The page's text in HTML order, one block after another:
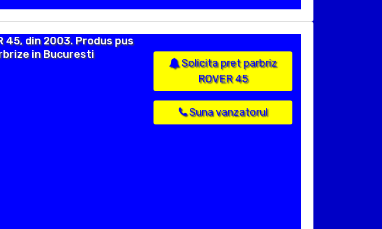
45, din 2003. Produs pus
in Bucuresti
Solicita pret parbriz
ROVER 45
Suna vanzatorul